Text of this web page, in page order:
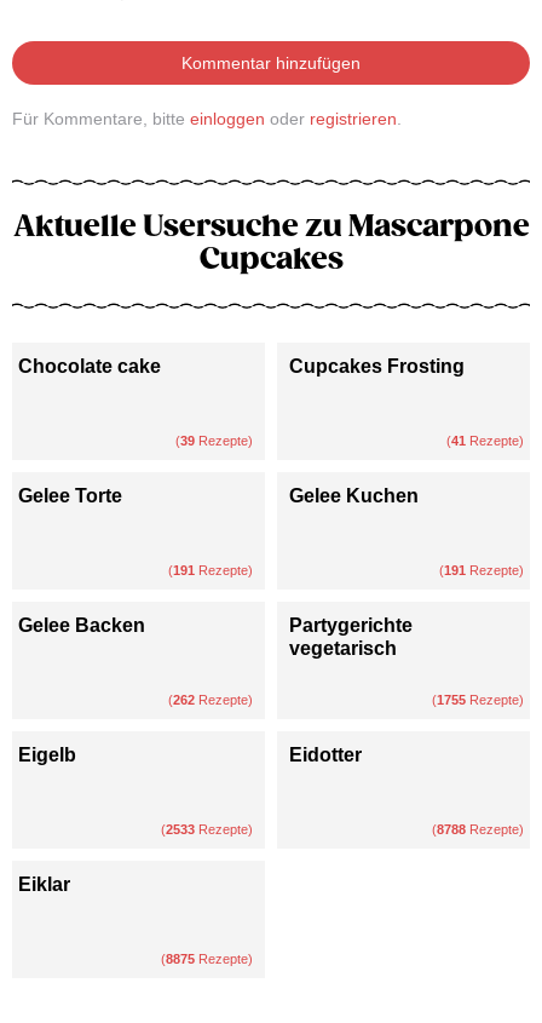
Kommentar hinzufügen
Für Kommentare, bitte einloggen oder registrieren.
Aktuelle Usersuche zu Mascarpone
Cupcakes
Chocolate cake
(39 Rezepte)
Cupcakes Frosting
(41 Rezepte)
Gelee Torte
(191 Rezepte)
Gelee Kuchen
(191 Rezepte)
Gelee Backen
(262 Rezepte)
Partygerichte
vegetarisch
(1755 Rezepte)
Eigelb
(2533 Rezepte)
Eidotter
(8788 Rezepte)
Eiklar
(8875 Rezepte)